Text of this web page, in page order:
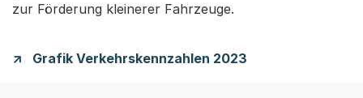
zur Förderung kleinerer Fahrzeuge.
Grafik Verkehrskennzahlen 2023